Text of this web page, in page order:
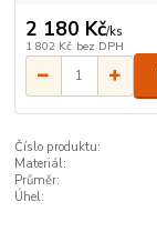
2 180 Kč/ks
1 802 Kč bez DPH
Číslo produktu:
Materiál:
Průměr:
Úhel: